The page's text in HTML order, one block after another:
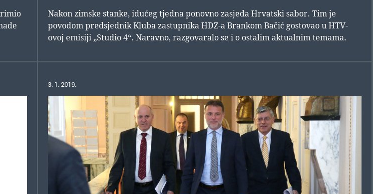
Nakon zimske stanke, idućeg tjedna ponovno zasjeda Hrvatski sabor. Tim je
povodom predsjednik Kluba zastupnika HDZ-a Brankom Bačić gostovao u HTV-
ovoj emisiji „Studio 4“. Naravno, razgovaralo se i o ostalim aktualnim temama.
3. 1. 2019.